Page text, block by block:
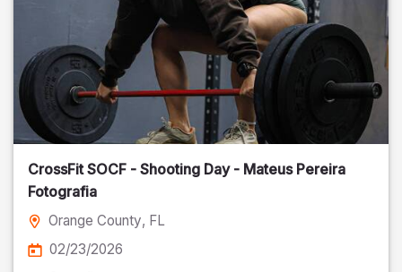
CrossFit SOCF - Shooting Day - Mateus Pereira
Fotografia
Orange County, FL
02/23/2026